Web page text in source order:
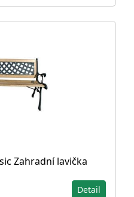
Zahradní lavička
Detail